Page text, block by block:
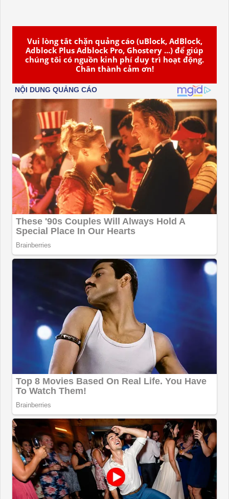
Vui lòng tắt chặn quảng cáo (uBlock, AdBlock,
Adblock Plus Adblock Pro, Ghostery ...) để giúp
chúng tôi có nguồn kinh phí duy trì hoạt động.
Chân thành cảm ơn!